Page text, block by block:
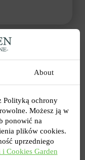
mszyc?
Garden
artykuł o
chemiczne. W
ręcznie
Jest naprawdę
przypadki
dużo – pomaga
zareagujesz, tym
About
Polityką ochrony
Możesz ją w
ponowić na
plików cookies.
uprzedniego
Cookies Garden